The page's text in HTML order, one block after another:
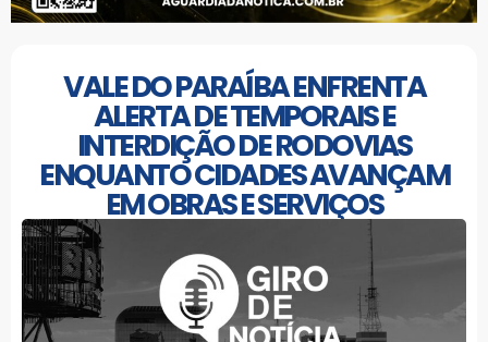
VALE DO PARAÍBA ENFRENTA
ALERTA DE TEMPORAIS E
INTERDIÇÃO DE RODOVIAS
ENQUANTO CIDADES AVANÇAM
EM OBRAS E SERVIÇOS